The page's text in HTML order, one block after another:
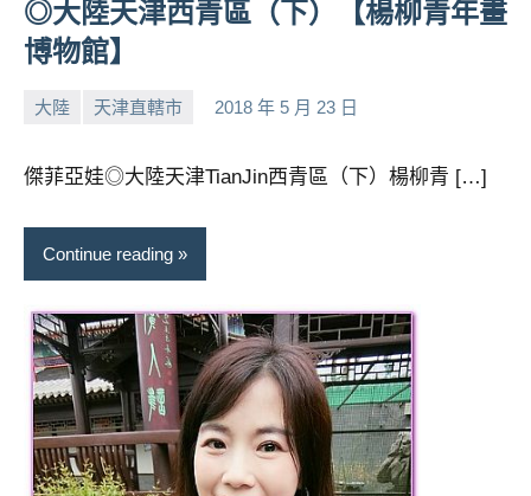
◎大陸天津西青區（下）【楊柳青年畫
博物館】
大陸 天津直轄市 2018 年 5 月 23 日
小No
傑菲亞娃◎大陸天津TianJin西青區（下）楊柳青 […]
Continue reading